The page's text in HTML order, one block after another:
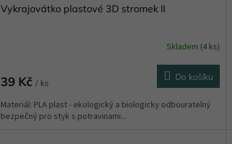
Vykrajovátko plastové 3D stromek II
Skladem (4 ks)
39 Kč/ ks
Do košíku
Materiál: PLA plast - ekologický a biologicky odbouratelný
bezpečný pro styk s potravinami...